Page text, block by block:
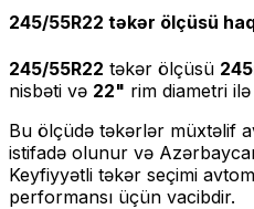
245/55R22 təkər ölçüsü
245/55R22 təkər ölçüsü 245
nisbəti və 22" rim diametri
Bu ölçüdə təkərlər müxtəlif
istifadə olunur və
Keyfiyyətli təkər seçimi
performansı üçün vacibdir.